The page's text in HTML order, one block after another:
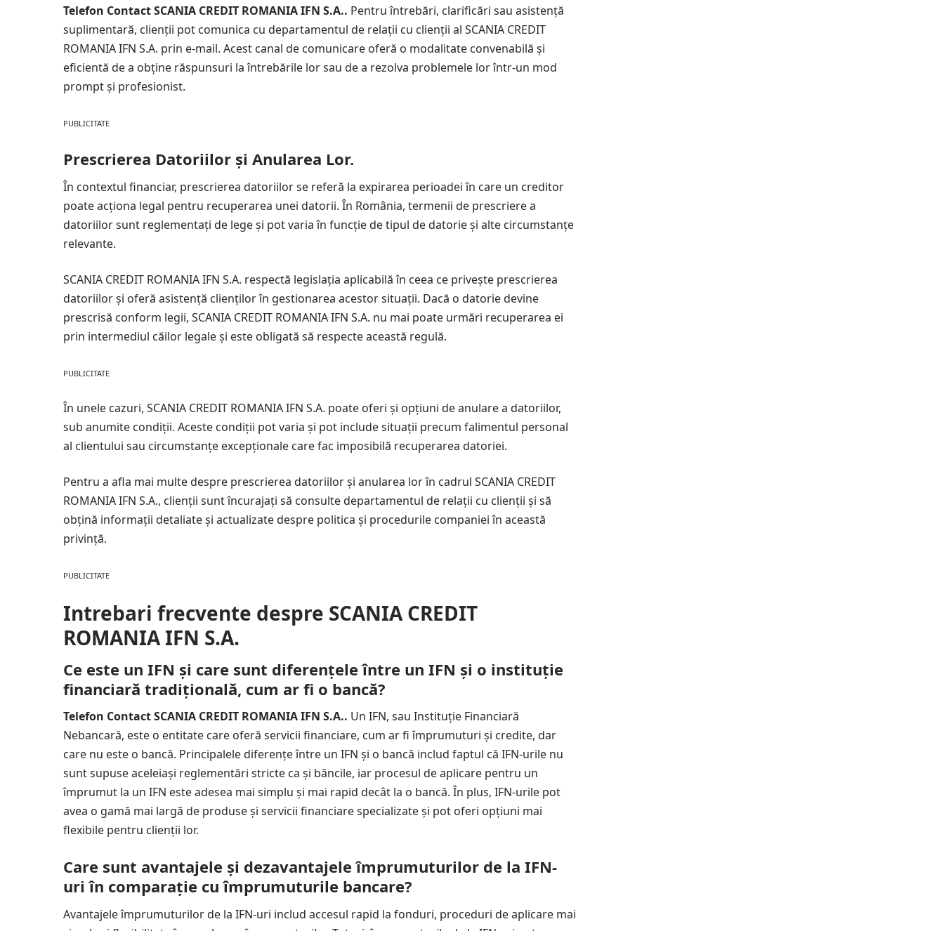
Telefon Contact SCANIA CREDIT ROMANIA IFN S.A.. Pentru întrebări, clarificări sau asistență
suplimentară, clienții pot comunica cu departamentul de relații cu clienții al SCANIA CREDIT
ROMANIA IFN S.A. prin e-mail. Acest canal de comunicare oferă o modalitate convenabilă și
eficientă de a obține răspunsuri la întrebările lor sau de a rezolva problemele lor într-un mod
prompt și profesionist.
PUBLICITATE
Prescrierea Datoriilor și Anularea Lor.
În contextul financiar, prescrierea datoriilor se referă la expirarea perioadei în care un creditor
poate acționa legal pentru recuperarea unei datorii. În România, termenii de prescriere a
datoriilor sunt reglementați de lege și pot varia în funcție de tipul de datorie și alte circumstanțe
relevante.
SCANIA CREDIT ROMANIA IFN S.A. respectă legislația aplicabilă în ceea ce privește prescrierea
datoriilor și oferă asistență clienților în gestionarea acestor situații. Dacă o datorie devine
prescrisă conform legii, SCANIA CREDIT ROMANIA IFN S.A. nu mai poate urmări recuperarea ei
prin intermediul căilor legale și este obligată să respecte această regulă.
PUBLICITATE
În unele cazuri, SCANIA CREDIT ROMANIA IFN S.A. poate oferi și opțiuni de anulare a datoriilor,
sub anumite condiții. Aceste condiții pot varia și pot include situații precum falimentul personal
al clientului sau circumstanțe excepționale care fac imposibilă recuperarea datoriei.
Pentru a afla mai multe despre prescrierea datoriilor și anularea lor în cadrul SCANIA CREDIT
ROMANIA IFN S.A., clienții sunt încurajați să consulte departamentul de relații cu clienții și să
obțină informații detaliate și actualizate despre politica și procedurile companiei în această
privință.
PUBLICITATE
Intrebari frecvente despre SCANIA CREDIT
ROMANIA IFN S.A.
Ce este un IFN și care sunt diferențele între un IFN și o instituție
financiară tradițională, cum ar fi o bancă?
Telefon Contact SCANIA CREDIT ROMANIA IFN S.A.. Un IFN, sau Instituție Financiară
Nebancară, este o entitate care oferă servicii financiare, cum ar fi împrumuturi și credite, dar
care nu este o bancă. Principalele diferențe între un IFN și o bancă includ faptul că IFN-urile nu
sunt supuse aceleiași reglementări stricte ca și băncile, iar procesul de aplicare pentru un
împrumut la un IFN este adesea mai simplu și mai rapid decât la o bancă. În plus, IFN-urile pot
avea o gamă mai largă de produse și servicii financiare specializate și pot oferi opțiuni mai
flexibile pentru clienții lor.
Care sunt avantajele și dezavantajele împrumuturilor de la IFN-
uri în comparație cu împrumuturile bancare?
Avantajele împrumuturilor de la IFN-uri includ accesul rapid la fonduri, proceduri de aplicare mai